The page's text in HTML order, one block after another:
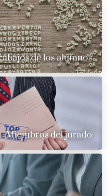
de los alumnos
Miembros del jurado